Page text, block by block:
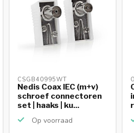
CSGB40995WT
Nedis Coax IEC (m+v)
schroef connectoren
set | haaks | ku...
Op voorraad